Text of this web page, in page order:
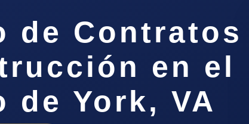
de Contratos
en el
de York, VA